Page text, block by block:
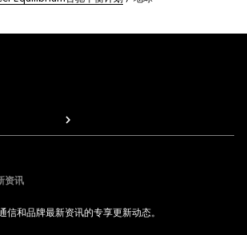
资讯
信和品牌最新资讯的专享更新动态。